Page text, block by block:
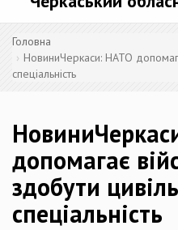
Головна
НовиниЧеркаси: НАТО
спеціальність
допомагає
здобути
спеціальність